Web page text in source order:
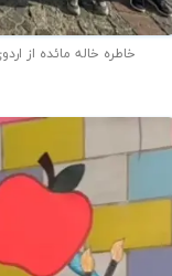
خاطره خاله مائده از